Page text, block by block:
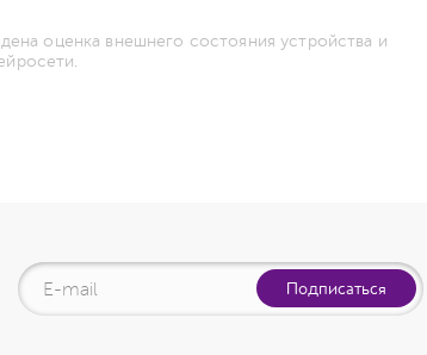
оценка внешнего состояния устройства и
Подписаться